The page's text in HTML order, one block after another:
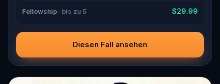
Fellowship · bis zu 5 $29.99
Diesen Fall ansehen